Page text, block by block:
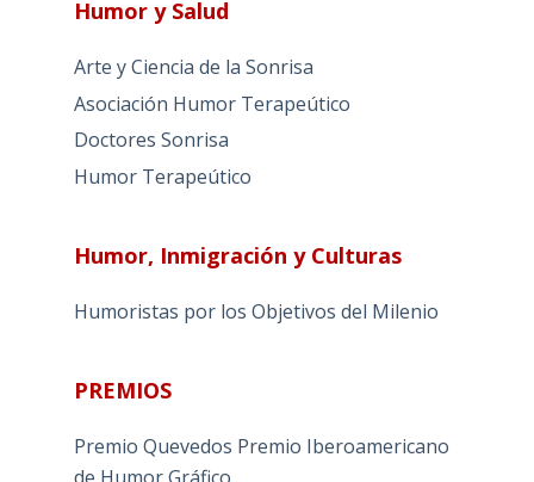
Humor y Salud
Arte y Ciencia de la Sonrisa
Asociación Humor Terapeútico
Doctores Sonrisa
Humor Terapeútico
Humor, Inmigración y Culturas
Humoristas por los Objetivos del Milenio
PREMIOS
Premio Quevedos Premio Iberoamericano